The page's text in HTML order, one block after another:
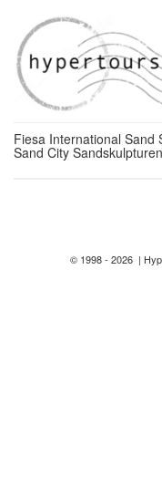
Fiesa International Sand
Sand City
© 1998 - 2026 |